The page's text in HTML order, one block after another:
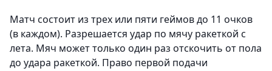
Матч состоит из трех или пяти геймов до 11 очков
(в каждом). Разрешается удар по мячу ракеткой с
лета. Мяч может только один раз отскочить от пола
до удара ракеткой. Право первой подачи